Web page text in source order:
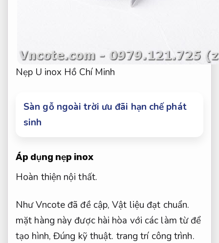
Nẹp U inox Hồ Chí Minh
Sàn gỗ ngoài trời ưu đãi hạn chế phát
sinh
Áp dụng nẹp inox
Hoàn thiện nội thất.
Như Vncote đã đề cập,Vật liệu đạt chuẩn.
mặt hàng này được hài hòa với các làm từ để
tạo hình, Đúng kỹ thuật. trang trí công trình.